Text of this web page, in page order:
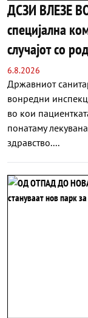
ДСЗИ ВЛЕЗЕ
специјална
случајот со
6.8.2026
Државниот
вонредни
во кои
понатаму
здравство....